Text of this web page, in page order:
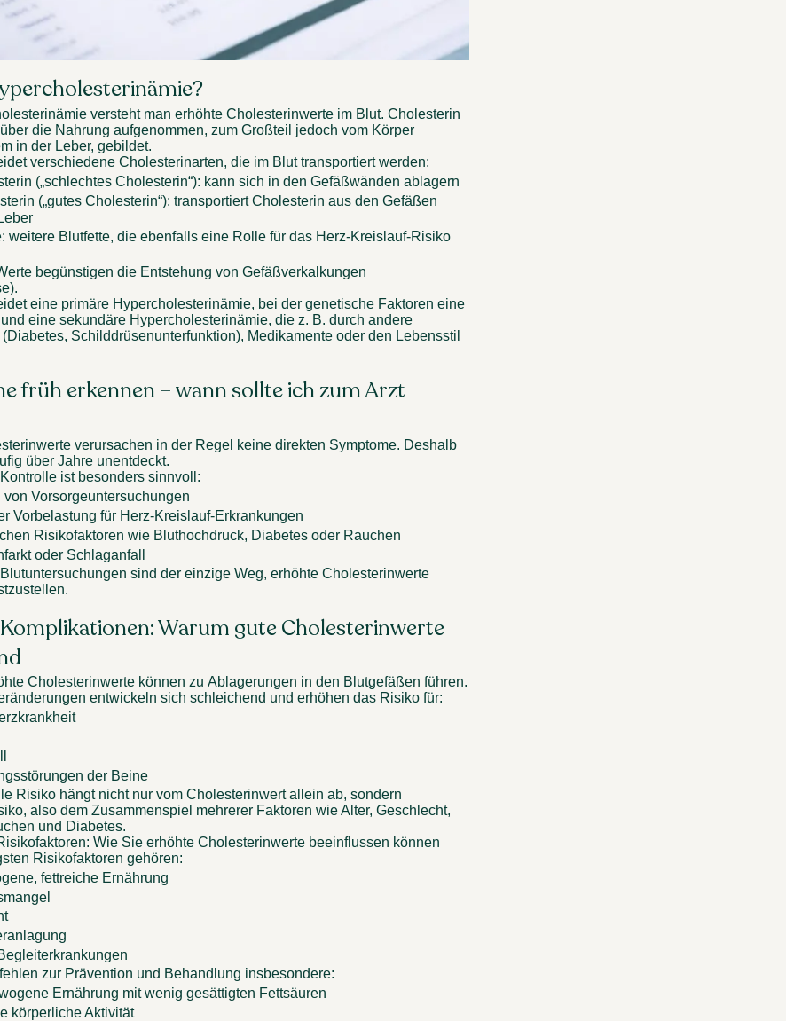
versteht man erhöhte Cholesterinwerte im Blut. Cholesterin
die Nahrung aufgenommen, zum Großteil jedoch vom Körper
in der Leber, gebildet.
verschiedene Cholesterinarten, die im Blut transportiert werden:
(„schlechtes Cholesterin“): kann sich in den Gefäßwänden ablagern
(„gutes Cholesterin“): transportiert Cholesterin aus den Gefäßen
weitere Blutfette, die ebenfalls eine Rolle für das Herz-Kreislauf-Risiko
begünstigen die Entstehung von Gefäßverkalkungen
eine primäre Hypercholesterinämie, bei der genetische Faktoren eine
eine sekundäre Hypercholesterinämie, die z. B. durch andere
Schilddrüsenunterfunktion), Medikamente oder den Lebensstil
früh erkennen – wann sollte ich zum Arzt
verursachen in der Regel keine direkten Symptome. Deshalb
über Jahre unentdeckt.
ist besonders sinnvoll:
von Vorsorgeuntersuchungen
Vorbelastung für Herz-Kreislauf-Erkrankungen
Risikofaktoren wie Bluthochdruck, Diabetes oder Rauchen
oder Schlaganfall
sind der einzige Weg, erhöhte Cholesterinwerte
Warum gute Cholesterinwerte
Cholesterinwerte können zu Ablagerungen in den Blutgefäßen führen.
entwickeln sich schleichend und erhöhen das Risiko für:
der Beine
Risiko hängt nicht nur vom Cholesterinwert allein ab, sondern
also dem Zusammenspiel mehrerer Faktoren wie Alter, Geschlecht,
und Diabetes.
Wie Sie erhöhte Cholesterinwerte beeinflussen können
Risikofaktoren gehören:
fettreiche Ernährung
zur Prävention und Behandlung insbesondere:
Ernährung mit wenig gesättigten Fettsäuren
körperliche Aktivität